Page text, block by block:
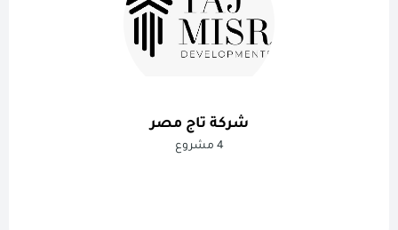
شركة تاج مصر
4 مشروع